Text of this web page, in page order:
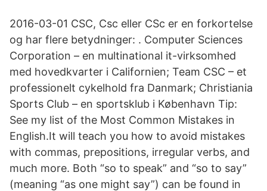
2016-03-01 CSC, Csc eller CSc er en forkortelse
og har flere betydninger: . Computer Sciences
Corporation – en multinational it-virksomhed
med hovedkvarter i Californien; Team CSC – et
professionelt cykelhold fra Danmark; Christiania
Sports Club – en sportsklub i København Tip:
See my list of the Most Common Mistakes in
English.It will teach you how to avoid mis­takes
with com­mas, pre­pos­i­tions, ir­reg­u­lar verbs, and
much more. Both “so to speak” and “so to say”
(meaning “as one might say”) can be found in